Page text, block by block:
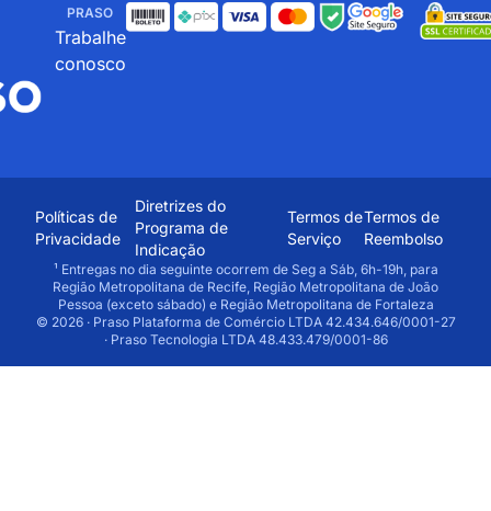
PRASO
Trabalhe
conosco
Políticas de
Privacidade
Diretrizes do
Programa de
Indicação
Termos de
Serviço
Termos de
Reembolso
¹ Entregas no dia seguinte ocorrem de Seg a Sáb, 6h-19h, para
Região Metropolitana de Recife, Região Metropolitana de João
Pessoa (exceto sábado) e Região Metropolitana de Fortaleza
© 2026 · Praso Plataforma de Comércio LTDA 42.434.646/0001-27
· Praso Tecnologia LTDA 48.433.479/0001-86